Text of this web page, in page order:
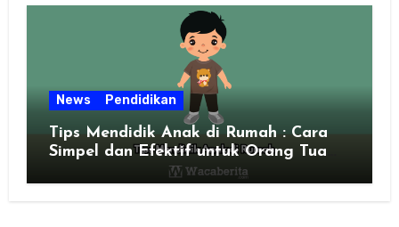
News Pendidikan
Tips Mendidik Anak di Rumah : Cara
Simpel dan Efektif untuk Orang Tua
Zaman Sekarang